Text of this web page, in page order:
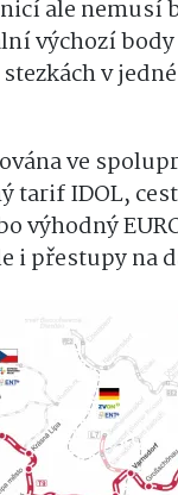
ale nemusí
výchozí
v
ve
tarif IDOL,
výhodný
i přestupy na